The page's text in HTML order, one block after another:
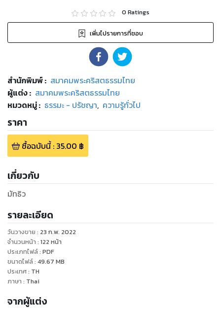
0 Ratings
เพิ่มไปรายการที่ชอบ
สำนักพิมพ์: สมาคมพระคริสตธรรมไทย
ผู้แต่ง : สมาคมพระคริสตธรรมไทย
หมวดหมู่: ธรรมะ - ปรัชญา, ความรู้ทั่วไป
ราคา
ซื้อฉบับนี้: 35.00 ฿
เกี่ยวกับ
มัทธิว
รายละเอียด
วันวางขาย : 23 ก.พ. 2022
จำนวนหน้า : 122 หน้า
ประเภทไฟล์: PDF
ขนาดไฟล์: 49.67 MB
ประเทศ: TH
ภาษา : Thai
จากผู้แต่ง